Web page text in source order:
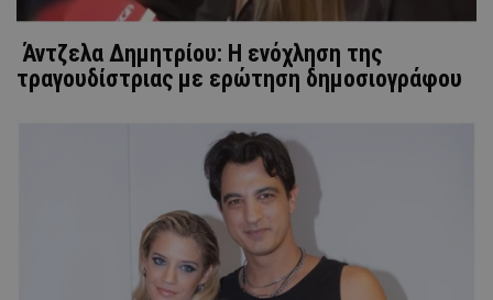
Άντζελα Δημητρίου: Η ενόχληση της
τραγουδίστριας με ερώτηση δημοσιογράφου